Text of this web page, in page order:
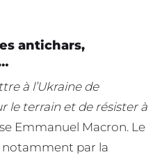
antichars,
à l’Ukraine de
le terrain et de résister à
Emmanuel Macron. Le
notamment par la